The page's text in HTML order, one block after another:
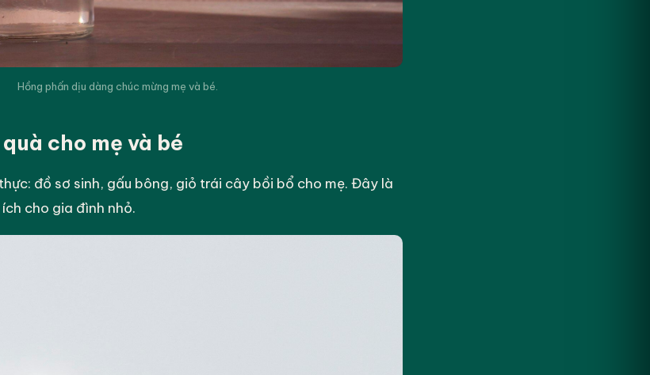
Hồng phấn dịu dàng chúc mừng mẹ và bé.
cho mẹ và bé
đồ sơ sinh, gấu bông, giỏ trái cây bồi bổ cho mẹ. Đây là
cho gia đình nhỏ.